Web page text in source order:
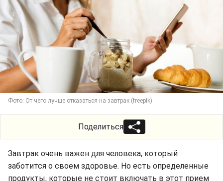
Фото: От чего лучше отказаться на завтрак (freepik)
Поделиться
Завтрак очень важен для человека, который
заботится о своем здоровье. Но есть определенные
продукты, которые не стоит включать в этот прием